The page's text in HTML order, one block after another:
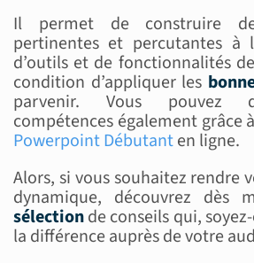
Il permet de construire
pertinentes et percutantes à
d’outils et de fonctionnalités
condition d’appliquer les
parvenir. Vous pouvez
compétences également grâce
Powerpoint Débutanten ligne.
Alors, si vous souhaitez rendre
dynamique, découvrez dès
sélectionde conseils qui,
la différence auprès de votre